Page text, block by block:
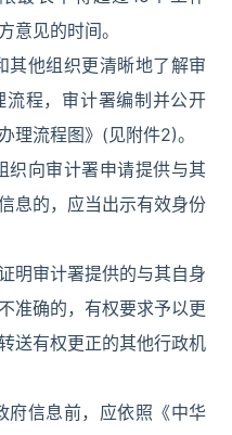
意见的时间。
其他组织更清晰地了解审
程，审计署编制并公开
理流程图》(见附件2)。
织向审计署申请提供与其
息的，应当出示有效身份
明审计署提供的与其自身
准确的，有权要求予以更
送有权更正的其他行政机
府信息前，应依照《中华